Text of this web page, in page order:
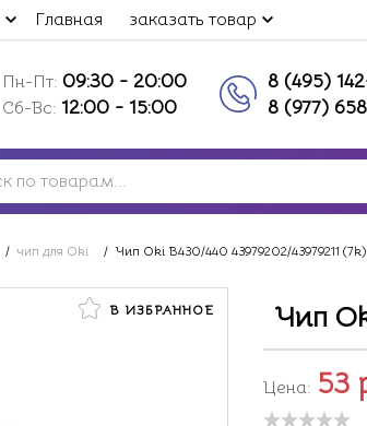
Главная заказать товар
Пн-Пт: 09:30 - 20:00
Сб-Вс: 12:00 - 15:00
8 (495)
8 (977)
/ чип для Oki / Чип Oki B430/440 43979202/43979211 (7k)
В ИЗБРАННОЕ Чип
Цена: 53